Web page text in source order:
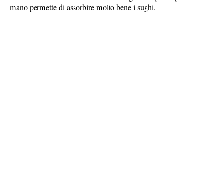
mano permette di assorbire molto bene i sughi.